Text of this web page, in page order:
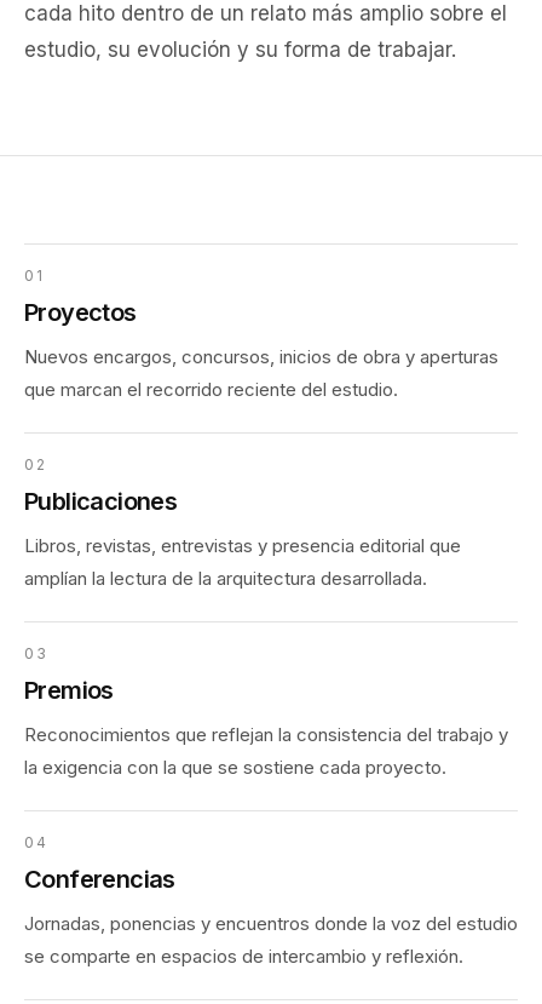
cada hito dentro de un relato más amplio sobre el
estudio, su evolución y su forma de trabajar.
01
Proyectos
Nuevos encargos, concursos, inicios de obra y aperturas
que marcan el recorrido reciente del estudio.
02
Publicaciones
Libros, revistas, entrevistas y presencia editorial que
amplían la lectura de la arquitectura desarrollada.
03
Premios
Reconocimientos que reflejan la consistencia del trabajo y
la exigencia con la que se sostiene cada proyecto.
04
Conferencias
Jornadas, ponencias y encuentros donde la voz del estudio
se comparte en espacios de intercambio y reflexión.